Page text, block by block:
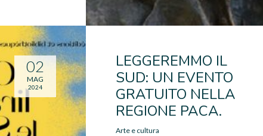
LEGGEREMMO IL
SUD: UN EVENTO
GRATUITO NELLA
REGIONE PACA.
Arte e cultura
02
MAG
2024